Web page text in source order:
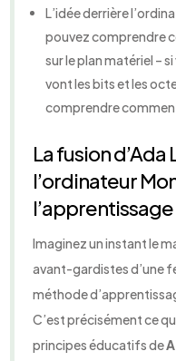
L’idée derrière
pouvez comprendre
sur le plan matériel –
vont les bits et les
comprendre
La fusion
l’ordinateur
Imaginez un instant le
avant-gardistes d’une
méthode
C’est précisément ce
principes éducatifs de